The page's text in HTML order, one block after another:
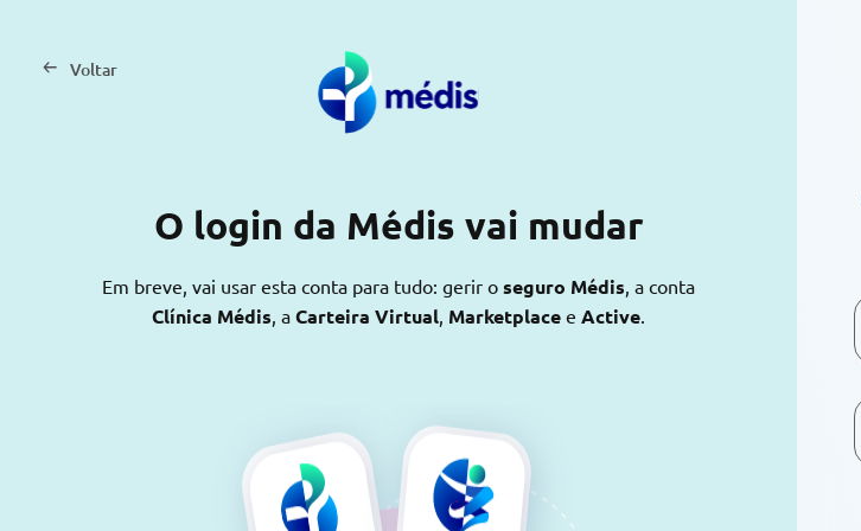
Voltar
O login da Médis vai mudar
Em breve, vai usar esta conta para tudo: gerir o seguro Médis, a conta
Clínica Médis, a Carteira Virtual, Marketplace e Active.